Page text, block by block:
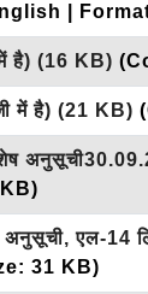
|
है) (16 KB)
में है) (21 KB)
एल-14
31 KB)